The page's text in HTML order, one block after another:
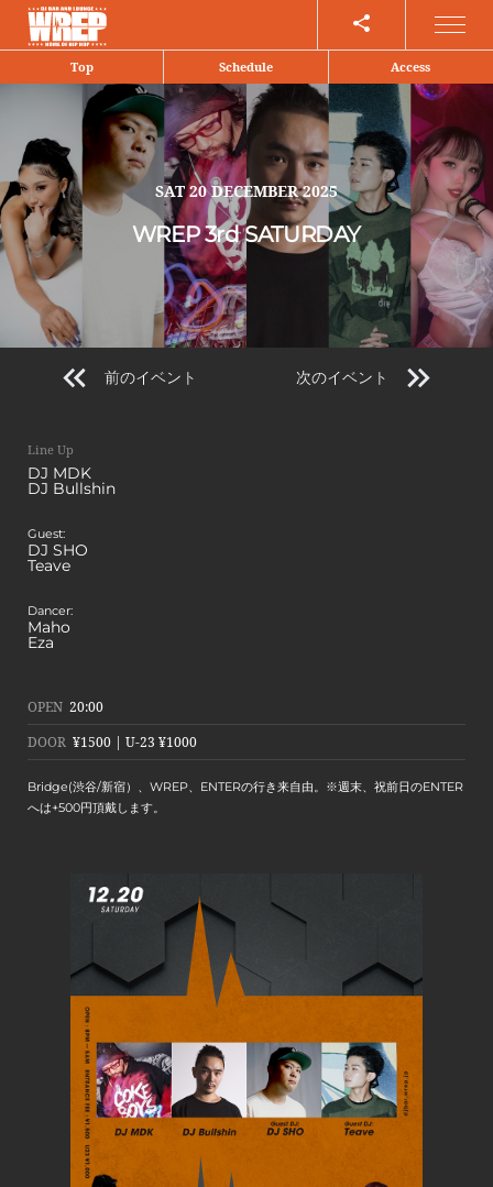
Top Schedule Access
Share
SAT 20 DECEMBER 2025
WREP 3rd SATURDAY
前のイベント 次のイベント
Line Up
DJ MDK
DJ Bullshin
Guest:
DJ SHO
Teave
Dancer:
Maho
Eza
OPEN 20:00
DOOR ¥1500 | U-23 ¥1000
Bridge(渋谷/新宿）、WREP、ENTERの行き来自由。※週末、祝前日のENTER
へは+500円頂戴します。